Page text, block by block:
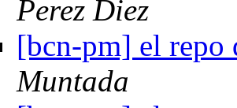
Perez Diez
[bcn-pm] el repo
Muntada